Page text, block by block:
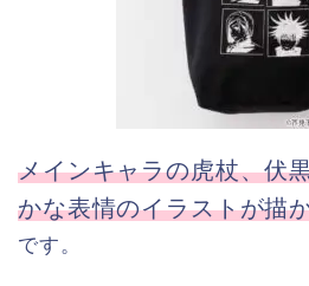
メインキャラの虎杖、伏
かな表情のイラストが描
です。